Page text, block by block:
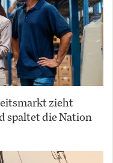
zieht
spaltet die Nation